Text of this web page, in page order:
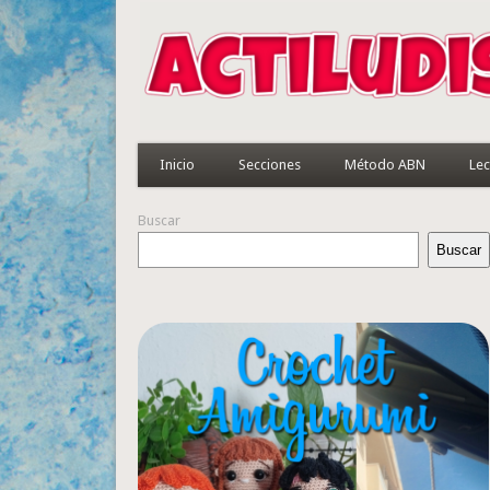
Inicio Secciones Método ABN
Buscar
Buscar